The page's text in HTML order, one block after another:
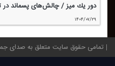
دور یك میز / چالش‌های پسماند در
۱۴۰۴/۰۷/۲۹
تمامی حقوق سایت متعلق به صدای